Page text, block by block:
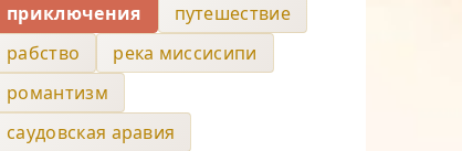
приключения
путешествие
рабство
река миссисипи
романтизм
саудовская аравия